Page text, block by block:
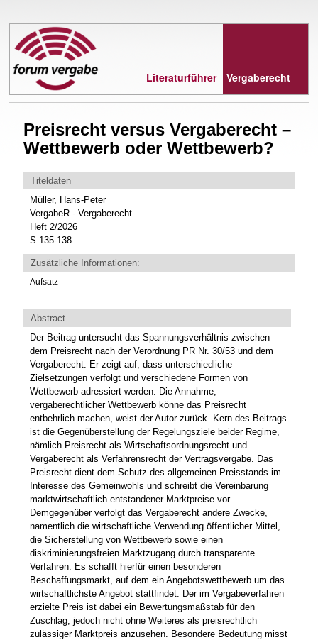
Literaturführer Vergaberecht
Preisrecht versus Vergaberecht –
Wettbewerb oder Wettbewerb?
Titeldaten
Müller, Hans-Peter
VergabeR - Vergaberecht
Heft 2/2026
S.135-138
Zusätzliche Informationen:
Aufsatz
Abstract
Der Beitrag untersucht das Spannungsverhältnis zwischen
dem Preisrecht nach der Verordnung PR Nr. 30/53 und dem
Vergaberecht. Er zeigt auf, dass unterschiedliche
Zielsetzungen verfolgt und verschiedene Formen von
Wettbewerb adressiert werden. Die Annahme,
vergaberechtlicher Wettbewerb könne das Preisrecht
entbehrlich machen, weist der Autor zurück. Kern des Beitrags
ist die Gegenüberstellung der Regelungsziele beider Regime,
nämlich Preisrecht als Wirtschaftsordnungsrecht und
Vergaberecht als Verfahrensrecht der Vertragsvergabe. Das
Preisrecht dient dem Schutz des allgemeinen Preisstands im
Interesse des Gemeinwohls und schreibt die Vereinbarung
marktwirtschaftlich entstandener Marktpreise vor.
Demgegenüber verfolgt das Vergaberecht andere Zwecke,
namentlich die wirtschaftliche Verwendung öffentlicher Mittel,
die Sicherstellung von Wettbewerb sowie einen
diskriminierungsfreien Marktzugang durch transparente
Verfahren. Es schafft hierfür einen besonderen
Beschaffungsmarkt, auf dem ein Angebotswettbewerb um das
wirtschaftlichste Angebot stattfindet. Der im Vergabeverfahren
erzielte Preis ist dabei ein Bewertungsmaßstab für den
Zuschlag, jedoch nicht ohne Weiteres als preisrechtlich
zulässiger Marktpreis anzusehen. Besondere Bedeutung misst